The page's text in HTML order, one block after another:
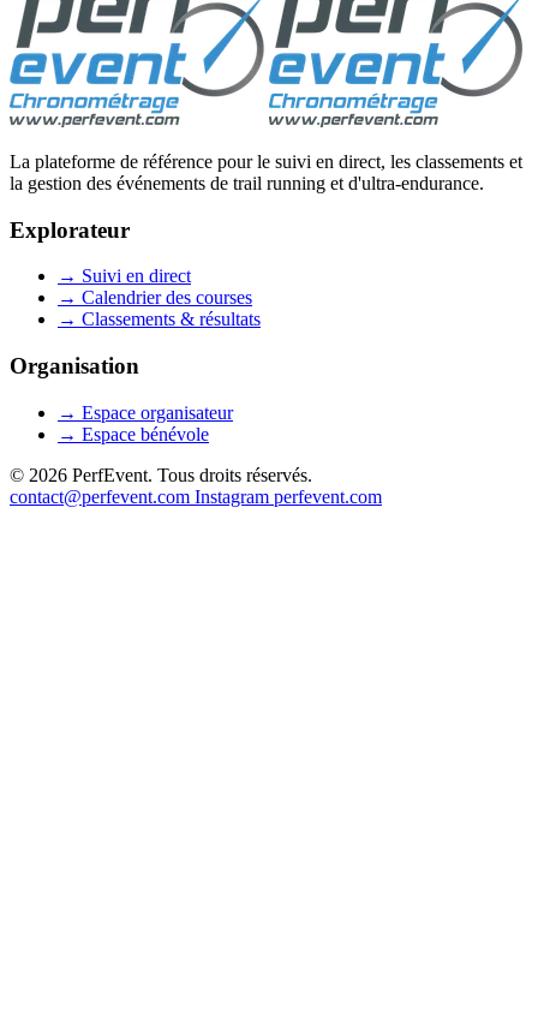
La plateforme de référence pour le suivi en direct, les classements et
la gestion des événements de trail running et d'ultra-endurance.
Explorateur
→ Suivi en direct
→ Calendrier des courses
→ Classements & résultats
Organisation
→ Espace organisateur
→ Espace bénévole
© 2026 PerfEvent. Tous droits réservés.
contact@perfevent.com Instagram perfevent.com